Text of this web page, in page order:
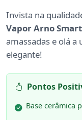
Invista na
Vapor Arno
amassadas e olá
elegante!
Pontos
Base cerâmica